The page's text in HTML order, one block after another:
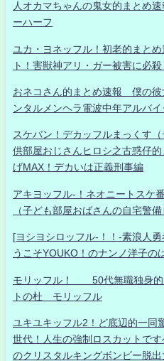
人オカマちゃんの鬼女的まとめ
ーハーフ
ユカ・ヨネッフル！初老的まと
ト！害獣神アリ・ガー被害に必
おネコさん的まとめ速報 僕の彼
ンタルメンヘラ電波中年アルバ
スケバン！デカッフルまっくす
供部屋おじさんヒロシ之古惑仔
げMAX！デカいは正義刑事編
アキヨッフル-！ネオニートスケ
（子ども部屋おばさんの自宅警備
[ヨシヨシロッフル-！！-素浪人
うこそYOUKO！のナンノ洋子の
モリッフル！ 50代無職独身的
トの杜 モリッフル
ユキユキッフル2！ど底辺的一同
世代！人生の強制ロスカットで
のクリスタルキングボンビー脱出